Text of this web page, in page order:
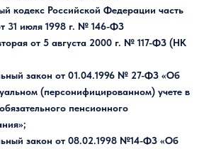
кодекс Российской Федерации часть
31 июля 1998 г. № 146-ФЗ
от 5 августа 2000 г. № 117-ФЗ (НК
закон от 01.04.1996 № 27-ФЗ «Об
(персонифицированном) учете в
пенсионного
закон от 08.02.1998 №14-ФЗ «Об